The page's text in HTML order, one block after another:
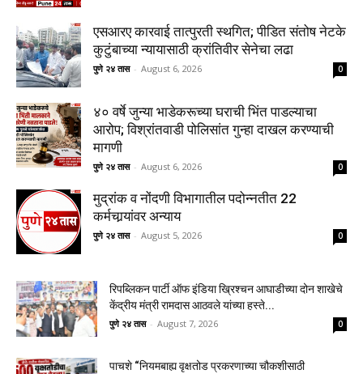
एसआरए कारवाई तात्पुरती स्थगित; पीडित संतोष नेटके
कुटुंबाच्या न्यायासाठी क्रांतिवीर सेनेचा लढा
पुणे २४ तास - August 6, 2026 0
४० वर्षे जुन्या भाडेकरूच्या घराची भिंत पाडल्याचा
आरोप; विश्रांतवाडी पोलिसांत गुन्हा दाखल करण्याची
मागणी
पुणे २४ तास - August 6, 2026 0
मुद्रांक व नोंदणी विभागातील पदोन्नतीत 22
कर्मचार्‍यांवर अन्याय
पुणे २४ तास - August 5, 2026 0
रिपब्लिकन पार्टी ऑफ इंडिया ख्रिश्चन आघाडीच्या दोन शाखेचे
केंद्रीय मंत्री रामदास आठवले यांच्या हस्ते...
पुणे २४ तास - August 7, 2026 0
पाचशे “नियमबाह्य वृक्षतोड प्रकरणाच्या चौकशीसाठी